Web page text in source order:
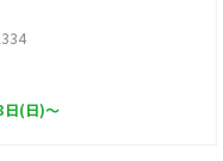
日(日)～